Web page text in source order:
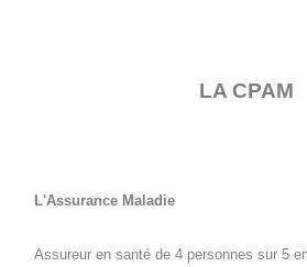
LA CPAM
L'Assurance Maladie
Assureur en santé de 4 personnes sur 5